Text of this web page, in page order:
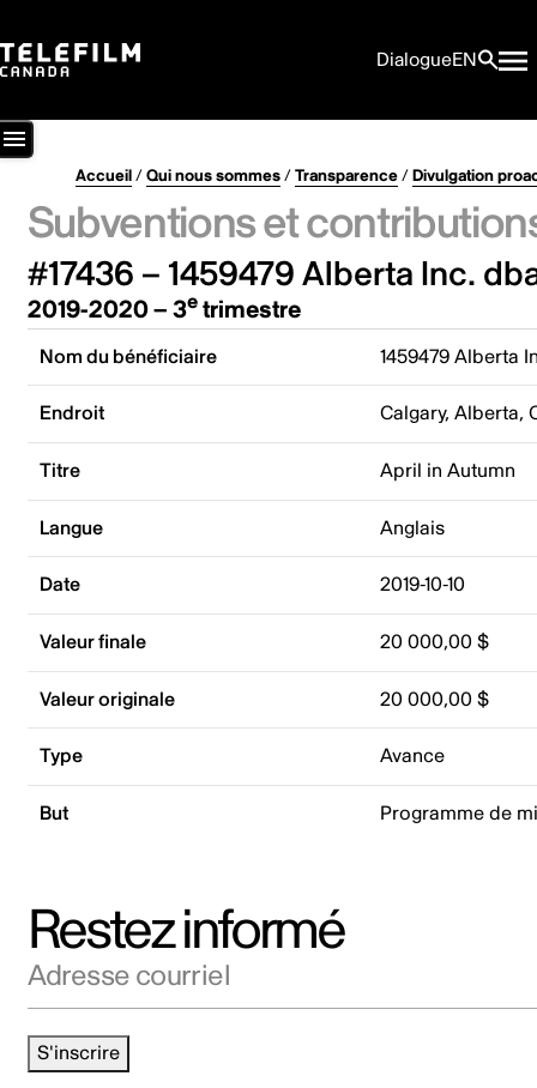
DialogueEN
Accueil/Qui nous sommes/Transparence/Divulgation
Subventions et
#17436 – 1459479 Alberta Inc.
2019-2020 – 3etrimestre
Nom du bénéficiaire 1459479 Alberta
Endroit Calgary, Alberta,
Titre April in Autumn
Langue Anglais
Date 2019-10-10
Valeur finale 20 000,00 $
Valeur originale 20 000,00 $
Type Avance
But Programme de
Restez informé
S'inscrire